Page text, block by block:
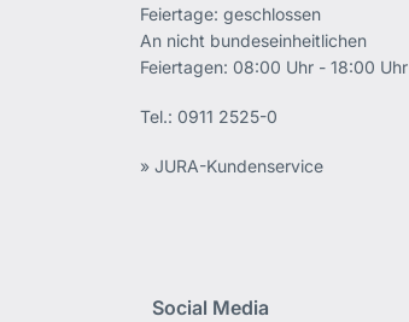
Feiertage: geschlossen
An nicht bundeseinheitlichen
Feiertagen: 08:00 Uhr - 18:00 Uhr
Tel.: 0911 2525-0
» JURA-Kundenservice
Social Media